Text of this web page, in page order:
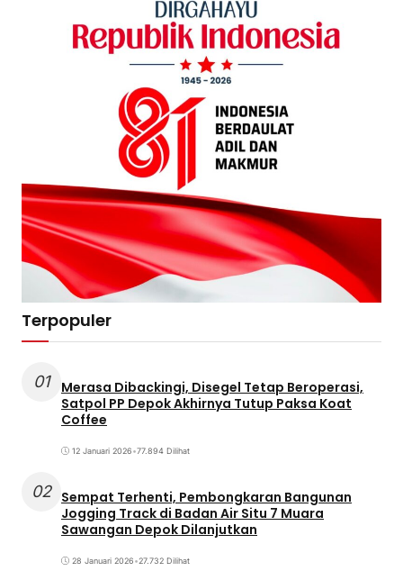
Terpopuler
01
Merasa Dibackingi, Disegel Tetap Beroperasi,
Satpol PP Depok Akhirnya Tutup Paksa Koat
Coffee
12 Januari 2026•77.894 Dilihat
02 Sempat Terhenti, Pembongkaran Bangunan
Jogging Track di Badan Air Situ 7 Muara
Sawangan Depok Dilanjutkan
28 Januari 2026•27.732 Dilihat